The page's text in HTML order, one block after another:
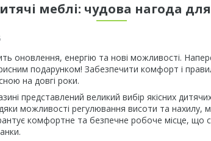
меблі: чудова нагода
оновлення, енергію та нові можливості.
подарунком! Забезпечити комфорт і
на довгі роки.
представлений великий вибір якісних
можливості регулювання висоти та нахилу,
комфортне та безпечне робоче місце, що